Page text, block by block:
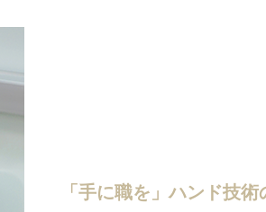
「手に職を」ハンド技術